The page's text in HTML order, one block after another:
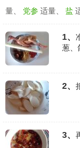
量、 党参 适量、盐
1、
葱、
2、
3、